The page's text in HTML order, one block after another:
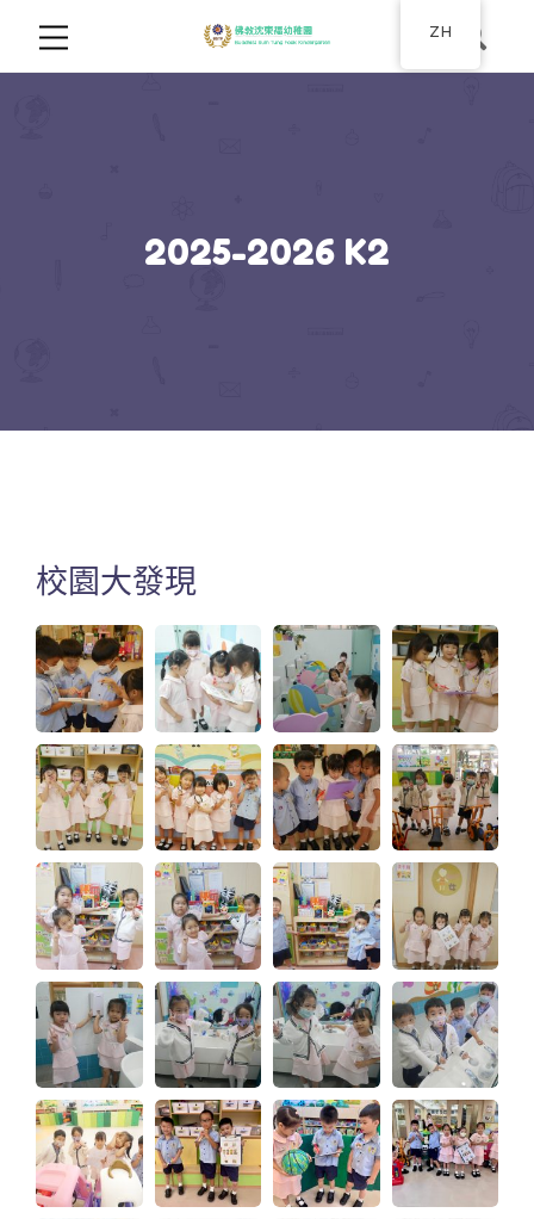
2025-2026 K2
校園大發現
ZH